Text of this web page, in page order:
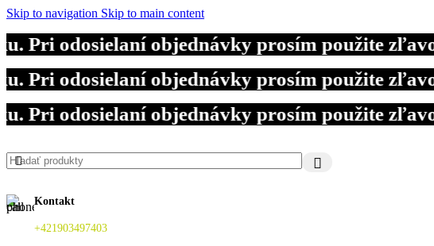
Skip to navigation Skip to main content
odosielaní objednávky prosím použite
odosielaní objednávky prosím použite
odosielaní objednávky prosím použite
Kontakt
+421903497403